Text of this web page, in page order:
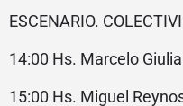
ESCENARIO.
14:00 Hs. Marcelo
15:00 Hs. Miguel